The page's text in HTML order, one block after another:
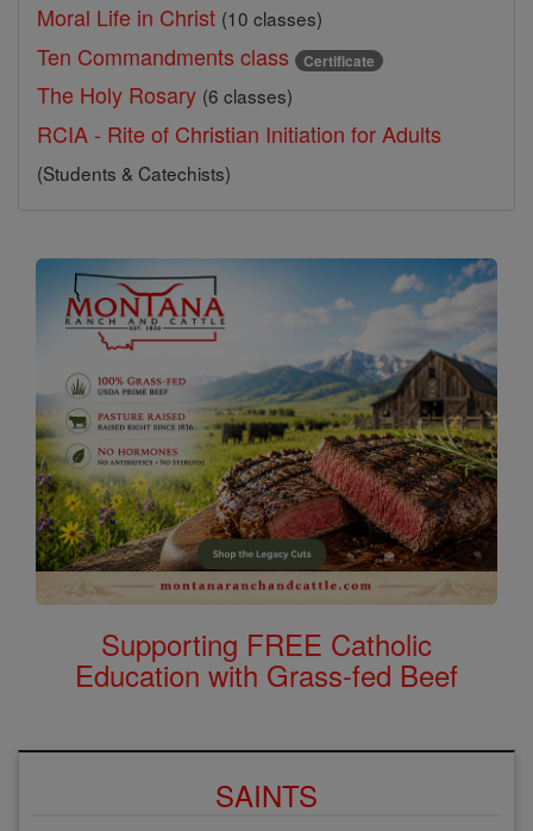
Moral Life in Christ (10 classes)
Ten Commandments class Certificate
The Holy Rosary (6 classes)
RCIA - Rite of Christian Initiation for Adults
(Students & Catechists)
Supporting FREE Catholic
Education with Grass-fed Beef
SAINTS